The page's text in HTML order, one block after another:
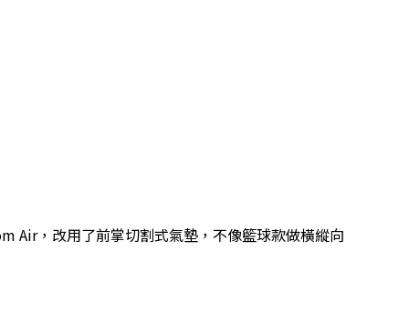
Air，改用了前掌切割式氣墊，不像籃球款做橫縱向